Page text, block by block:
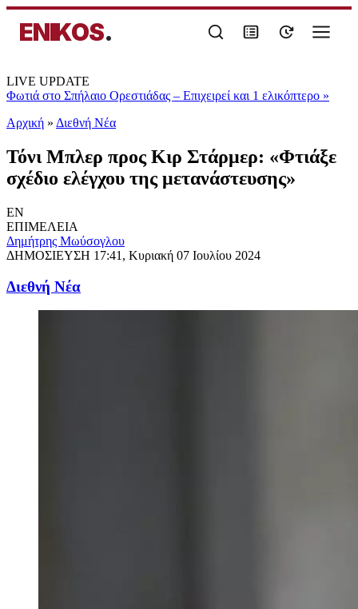
ENIKOS.
LIVE UPDATE
Φωτιά στο Σπήλαιο Ορεστιάδας – Επιχειρεί και 1 ελικόπτερο »
Αρχική » Διεθνή Νέα
Τόνι Μπλερ προς Κιρ Στάρμερ: «Φτιάξε
σχέδιο ελέγχου της μετανάστευσης»
EN
ΕΠΙΜΕΛΕΙΑ
Δημήτρης Μωύσογλου
ΔΗΜΟΣΙΕΥΣΗ 17:41, Κυριακή 07 Ιουλίου 2024
Διεθνή Νέα